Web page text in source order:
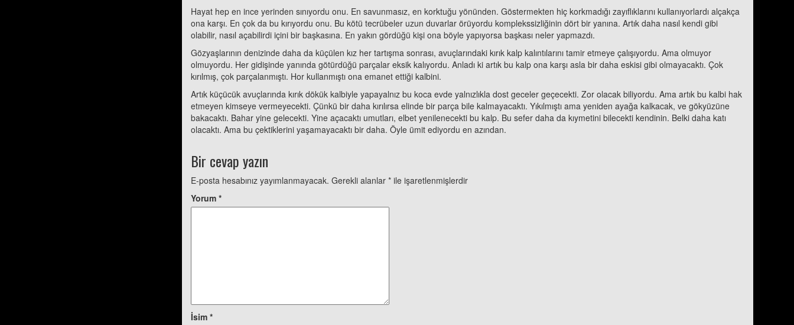
Hayat hep en ince yerinden sınıyordu onu. En savunmasız, en korktuğu yönünden. Göstermekten hiç korkmadığı zayıflıklarını kullanıyorlardı alçakça
ona karşı. En çok da bu kırıyordu onu. Bu kötü tecrübeler uzun duvarlar örüyordu komplekssizliğinin dört bir yanına. Artık daha nasıl kendi gibi
olabilir, nasıl açabilirdi içini bir başkasına. En yakın gördüğü kişi ona böyle yapıyorsa başkası neler yapmazdı.
Gözyaşlarının denizinde daha da küçülen kız her tartışma sonrası, avuçlarındaki kırık kalp kalıntılarını tamir etmeye çalışıyordu. Ama olmuyor
olmuyordu. Her gidişinde yanında götürdüğü parçalar eksik kalıyordu. Anladı ki artık bu kalp ona karşı asla bir daha eskisi gibi olmayacaktı. Çok
kırılmış, çok parçalanmıştı. Hor kullanmıştı ona emanet ettiği kalbini.
Artık küçücük avuçlarında kırık dökük kalbiyle yapayalnız bu koca evde yalnızlıkla dost geceler geçecekti. Zor olacak biliyordu. Ama artık bu kalbi hak
etmeyen kimseye vermeyecekti. Çünkü bir daha kırılırsa elinde bir parça bile kalmayacaktı. Yıkılmıştı ama yeniden ayağa kalkacak, ve gökyüzüne
bakacaktı. Bahar yine gelecekti. Yine açacaktı umutları, elbet yenilenecekti bu kalp. Bu sefer daha da kıymetini bilecekti kendinin. Belki daha katı
olacaktı. Ama bu çektiklerini yaşamayacaktı bir daha. Öyle ümit ediyordu en azından.
Bir cevap yazın
E-posta hesabınız yayımlanmayacak. Gerekli alanlar *ile işaretlenmişlerdir
Yorum *
İsim *